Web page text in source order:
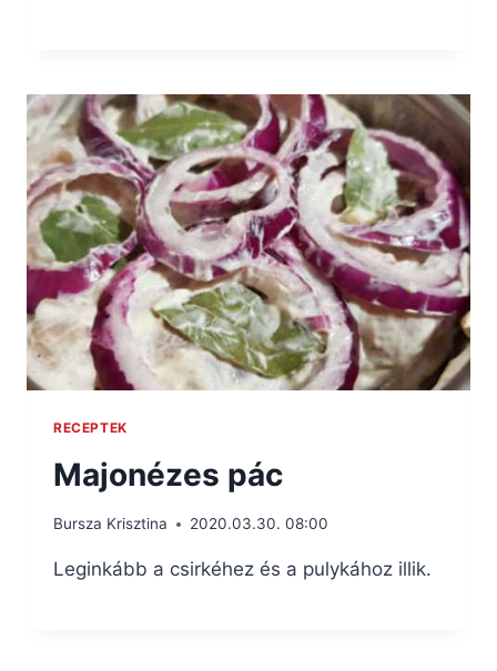
RECEPTEK
Majonézes pác
Bursza Krisztina 2020.03.30. 08:00
Leginkább a csirkéhez és a pulykához illik.